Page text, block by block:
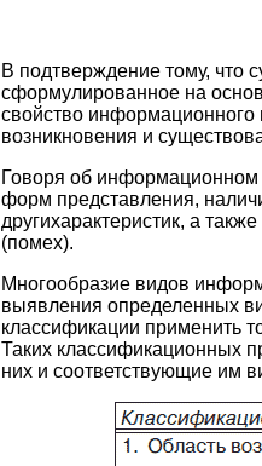
В подтверждение тому, что
сформулированное на
свойство информационного
возникновения и
Говоря об информационном
форм представления,
другихарактеристик, а
(помех).
Многообразие видов
выявления определенных
классификации применить
Таких классификационных
них и соответствующие им